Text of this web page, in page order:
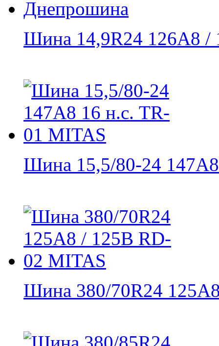
Шина 14,9R24 126A8 /
Шина 15,5/80-24
Шина 380/70R24